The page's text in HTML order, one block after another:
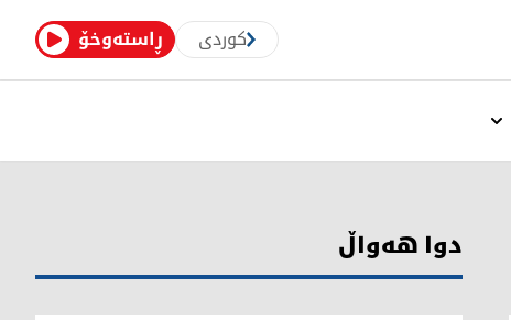
ڕاستەوخۆ کوردی
دوا هەواڵ